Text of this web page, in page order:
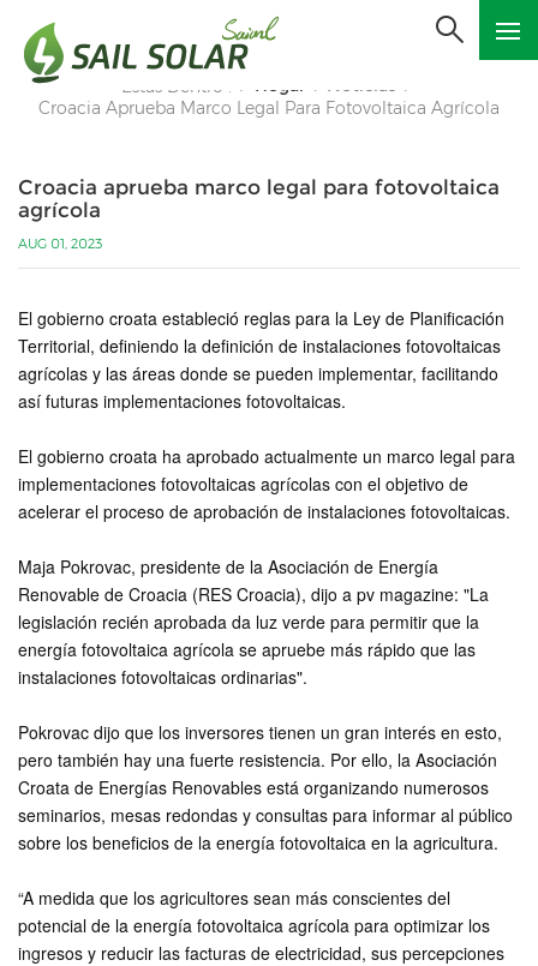
Estás Dentro : Hogar Noticias
Croacia Aprueba Marco Legal Para Fotovoltaica Agrícola
Croacia aprueba marco legal para fotovoltaica
agrícola
AUG 01, 2023
El gobierno croata estableció reglas para la Ley de Planificación
Territorial, definiendo la definición de instalaciones fotovoltaicas
agrícolas y las áreas donde se pueden implementar, facilitando
así futuras implementaciones fotovoltaicas.
El gobierno croata ha aprobado actualmente un marco legal para
implementaciones fotovoltaicas agrícolas con el objetivo de
acelerar el proceso de aprobación de instalaciones fotovoltaicas.
Maja Pokrovac, presidente de la Asociación de Energía
Renovable de Croacia (RES Croacia), dijo a pv magazine: "La
legislación recién aprobada da luz verde para permitir que la
energía fotovoltaica agrícola se apruebe más rápido que las
instalaciones fotovoltaicas ordinarias".
Pokrovac dijo que los inversores tienen un gran interés en esto,
pero también hay una fuerte resistencia. Por ello, la Asociación
Croata de Energías Renovables está organizando numerosos
seminarios, mesas redondas y consultas para informar al público
sobre los beneficios de la energía fotovoltaica en la agricultura.
“A medida que los agricultores sean más conscientes del
potencial de la energía fotovoltaica agrícola para optimizar los
ingresos y reducir las facturas de electricidad, sus percepciones